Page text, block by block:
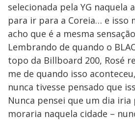
selecionada pela YG naquela
para ir para a Coreia… e isso
acho que é a mesma
Lembrando de quando o
topo da Billboard 200, Rosé
me de quando isso
nunca tivesse pensado que
Nunca pensei que um dia iria
moraria naquela cidade –